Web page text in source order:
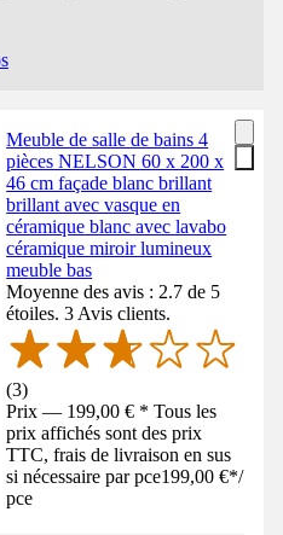
Meuble de salle de bains 4
pièces NELSON 60 x 200 x
46 cm façade blanc brillant
brillant avec vasque en
céramique blanc avec lavabo
céramique miroir lumineux
meuble bas
Moyenne des avis : 2.7 de 5
étoiles. 3 Avis clients.
(3)
Prix — 199,00 € * Tous les
prix affichés sont des prix
TTC, frais de livraison en sus
si nécessaire par pce199,00 €*/
pce